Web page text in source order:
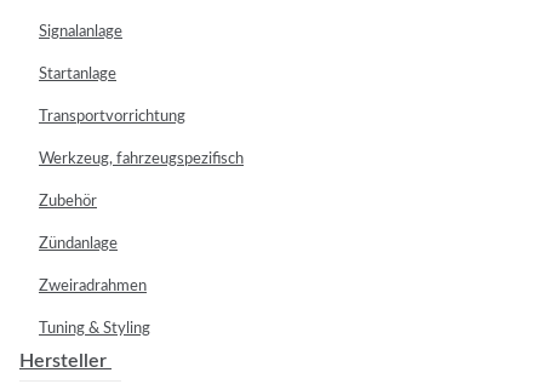
Signalanlage
Startanlage
Transportvorrichtung
Werkzeug, fahrzeugspezifisch
Zubehör
Zündanlage
Zweiradrahmen
Tuning & Styling
Hersteller